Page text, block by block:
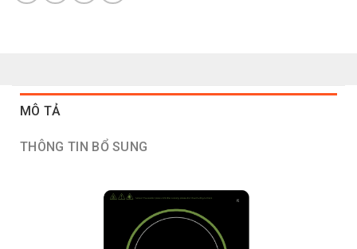
MÔ TẢ
THÔNG TIN BỔ SUNG